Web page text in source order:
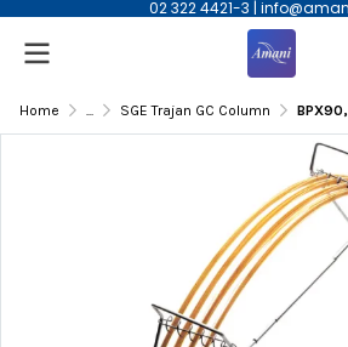
02 322 4421-3 |
Home ... SGE Trajan GC Column BPX90,